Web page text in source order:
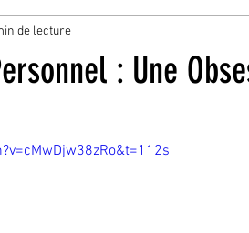
: Une
de lecture